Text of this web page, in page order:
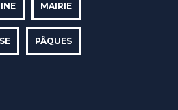
MAIRIE
PÂQUES